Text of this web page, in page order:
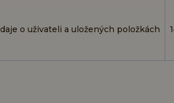
o uživateli a uložených položkách